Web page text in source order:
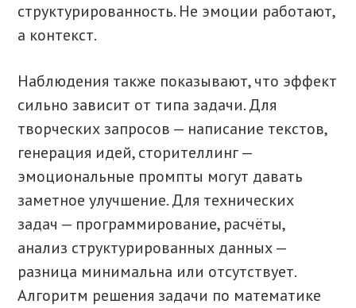
структурированность. Не эмоции работают,
а контекст.
Наблюдения также показывают, что эффект
сильно зависит от типа задачи. Для
творческих запросов — написание текстов,
генерация идей, сторителлинг —
эмоциональные промпты могут давать
заметное улучшение. Для технических
задач — программирование, расчёты,
анализ структурированных данных —
разница минимальна или отсутствует.
Алгоритм решения задачи по математике